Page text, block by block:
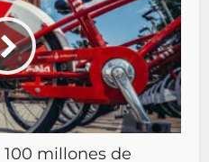
millones de